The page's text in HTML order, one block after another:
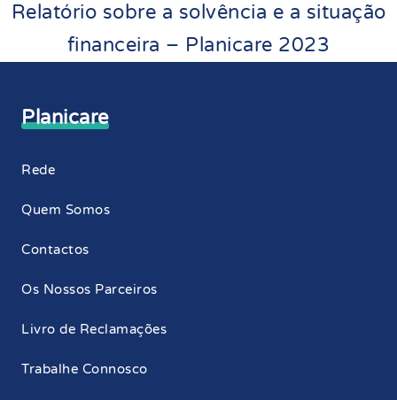
Relatório sobre a solvência e a situação
financeira – Planicare 2023
Planicare
Rede
Quem Somos
Contactos
Os Nossos Parceiros
Livro de Reclamações
Trabalhe Connosco